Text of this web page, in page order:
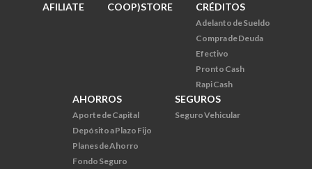
AFILIATE COOP)STORE CRÉDITOS
Adelanto de Sueldo
Compra de Deuda
Efectivo
Pronto Cash
Rapi Cash
AHORROS
Aporte de Capital
Depósito a Plazo Fijo
Planes de Ahorro
Fondo Seguro
SEGUROS
Seguro Vehicular